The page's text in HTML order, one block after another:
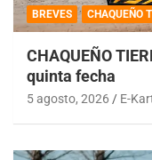
BREVES CHAQUEÑO
CHAQUEÑO
quinta fecha
5 agosto, 2026 E-